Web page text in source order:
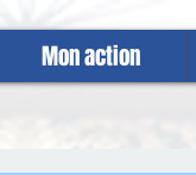
Mon action